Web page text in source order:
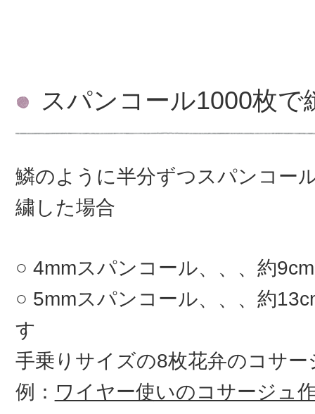
スパンコール1000枚で
鱗のように半分ずつスパンコー
繍した場合
4mmスパンコール、、、約
5mmスパンコール、、、約
す
手乗りサイズの8枚花弁のコサ
例： ワイヤー使いのコサージュ